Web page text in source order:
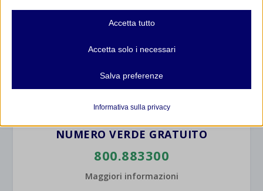
Non ci sono eventi
FARMACI IN ALLATTAMENTO E
NUMERO VERDE GRATUITO
800.883300
Maggiori informazioni
Essenziali
I cookie e i servizi essenziali abilitano le funzioni di base e sono
e servizi non richiedono il consenso dell'utente secondo il GDPR.
wordpress_logged_in_*
wordpress_test_cookie
Analitici
interagiscono con il nostro sito web.
Questa categoria include tutti i cookie, i domini e i servizi che non
Accetta tutto
Accetta solo i necessari
Salva preferenze
Informativa sulla privacy